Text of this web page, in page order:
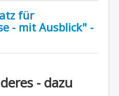
für
- mit Ausblick" -
- dazu